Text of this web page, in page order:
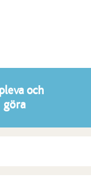
och
göra